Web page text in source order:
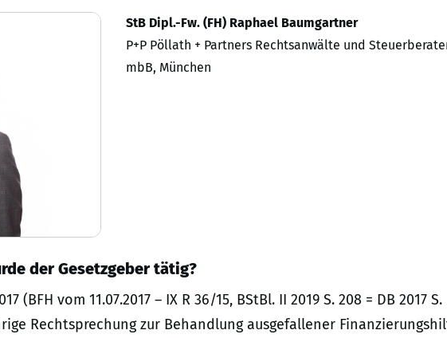
StB Dipl.-Fw. (FH) Raphael Baumgartner
P+P Pöllath + Partners Rechtsanwälte und
mbB, München
der Gesetzgeber tätig?
(BFH vom 11.07.2017 – IX R 36/15, BStBl. II 2019 S. 208 = DB 2017 S.
Rechtsprechung zur Behandlung ausgefallener